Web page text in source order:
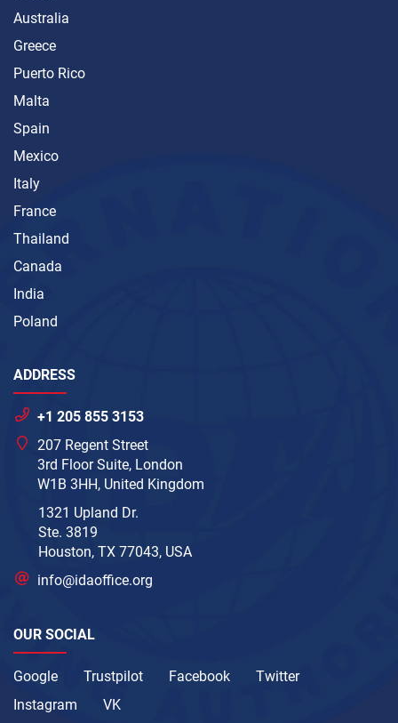
Australia
Greece
Puerto Rico
Malta
Spain
Mexico
Italy
France
Thailand
Canada
India
Poland
ADDRESS
+1 205 855 3153
207 Regent Street
3rd Floor Suite, London
W1B 3HH, United Kingdom
1321 Upland Dr.
Ste. 3819
Houston, TX 77043, USA
info@idaoffice.org
OUR SOCIAL
Google Trustpilot Facebook
Twitter
Instagram
VK